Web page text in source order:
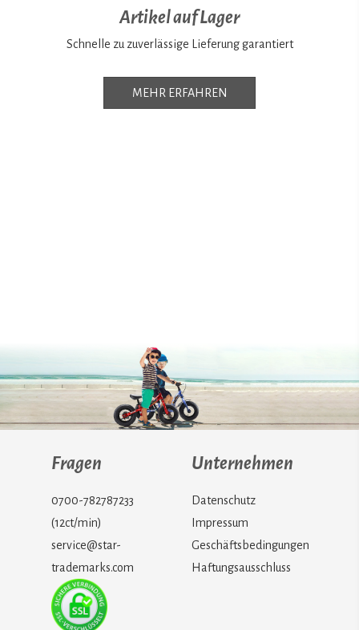
Artikel auf Lager
Schnelle zu zuverlässige Lieferung garantiert
MEHR ERFAHREN
Fragen
0700-782787233
(12ct/min)
service@star-
trademarks.com
Unternehmen
Datenschutz
Impressum
Geschäftsbedingungen
Haftungsausschluss